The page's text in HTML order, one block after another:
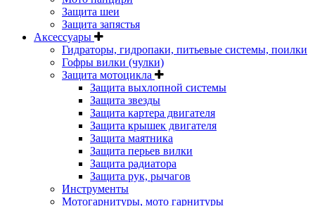
Защита шеи
Защита запястья
Аксессуары
Гидраторы, гидропаки, питьевые системы, поилки
Гофры вилки (чулки)
Защита мотоцикла
Защита выхлопной системы
Защита звезды
Защита картера двигателя
Защита крышек двигателя
Защита маятника
Защита перьев вилки
Защита радиатора
Защита рук, рычагов
Инструменты
Мотогарнитуры, мото гарнитуры